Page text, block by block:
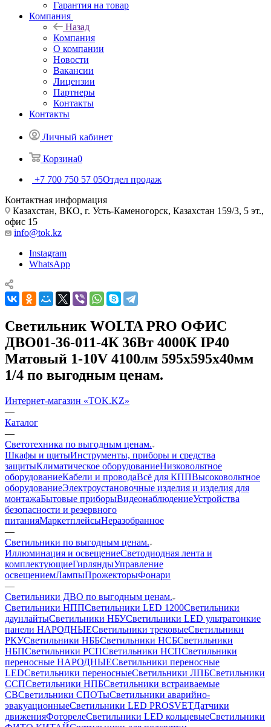
Гарантия на товар
Компания
Назад
Компания
О компании
Новости
Вакансии
Лицензии
Партнеры
Контакты
Контакты
Личный кабинет
Корзина0
+7 700 750 57 05Отдел продаж
Контактная информация
Казахстан, ВКО, г. Усть-Каменогорск, Казахстан 159/3, 5 эт.,
офис 15
info@tok.kz
Instagram
WhatsApp
Светильник WOLTA PRO ОФИС
ДВО01-36-011-4К 36Вт 4000К IP40
Матовый 1-10V 4100лм 595х595х40мм
1/4 по выгодным ценам.
Интернет-магазин «TOK.KZ»
—
Каталог
—
Светотехника по выгодным ценам.
Шкафы и щитыИнструменты, приборы и средства
защитыКлиматическое оборудованиеНизковольтное
оборудованиеКабели и проводаВсё для КППВысоковольтное
оборудованиеЭлектроустановочные изделия и изделия для
монтажаБытовые приборыВидеонаблюдениеУстройства
безопасности и резервного
питанияМаркетплейсыНеразобранное
—
Светильники по выгодным ценам.
Иллюминация и освещениеСветодиодная лента и
комплектующиеГирляндыУправление
освещениемЛампыПрожекторыФонари
—
Светильники ДВО по выгодным ценам.
Светильники НППСветильники LED 1200Светильники
даунлайтыСветильники НБУСветильники LED ультратонкие
панели НАРОДНЫЕСветильники трековыеСветильники
РКУСветильники НББСветильники НСБСветильники
НБПСветильники РСПСветильники НСПСветильники
переносные НАРОДНЫЕСветильники переносные
LEDСветильники переносныеСветильники ЛПБСветильники
ССПСветильники НПБСветильники встраиваемые
СВСветильники СПОТыСветильники аварийно-
эвакуационныеСветильники LED PROSVETДатчики
движенияФоторелеСветильники LED кольцевыеСветильники